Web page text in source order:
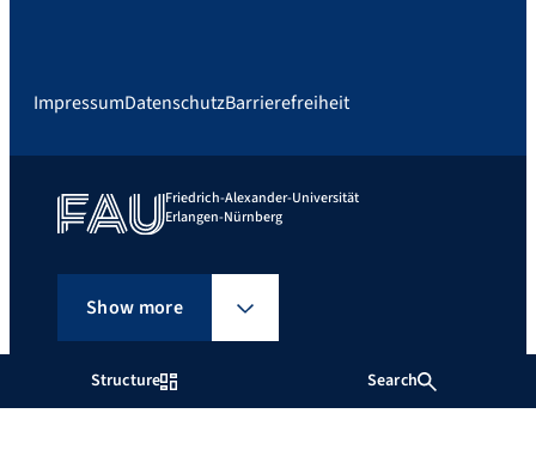
Structure Search
ImpressumDatenschutzBarrierefreiheit
Friedrich-Alexander-Universität
Erlangen-Nürnberg
Show more